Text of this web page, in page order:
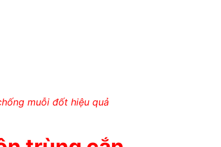
muỗi đốt hiệu quả